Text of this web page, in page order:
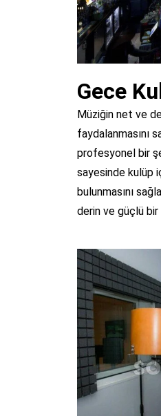
Gece
Müziğin net ve
faydalanmasını
profesyonel bir
sayesinde kulüp
bulunmasını
derin ve güçlü bir